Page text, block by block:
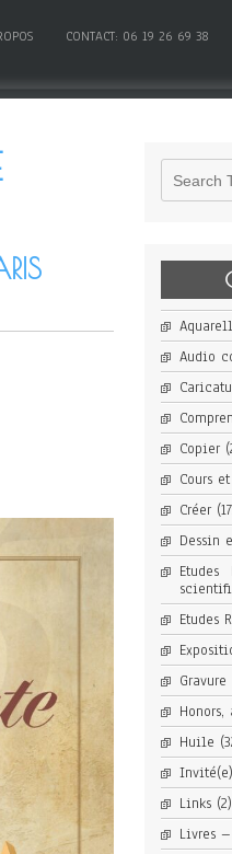
CONTACT: 06 19 26 69 38
Audio
Copier
Cours
Créer
Dessin
Etudes
Gravure
Huile
Links(2)
Livres